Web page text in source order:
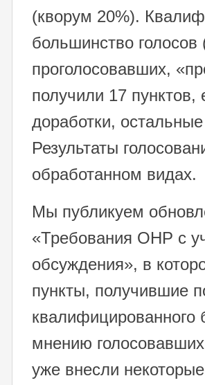
(кворум 20%).
большинство
проголосовавших,
получили 17
доработки,
Результаты
обработанном видах.
Мы публикуем
«Требования ОНР с
обсуждения», в
пункты, получившие
квалифицированного
мнению
уже внесли